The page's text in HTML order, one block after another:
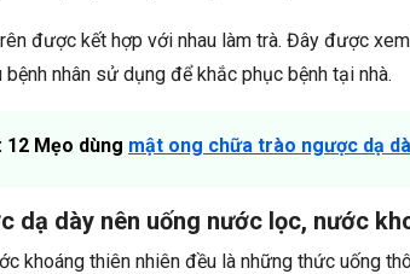
được kết hợp với nhau làm trà. Đây được
nhân sử dụng để khắc phục bệnh tại nhà.
12 Mẹo dùng mật ong chữa trào ngược dạ
dạ dày nên uống nước lọc, nước
khoáng thiên nhiên đều là những thức uống